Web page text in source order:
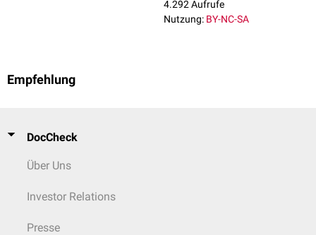
4.292 Aufrufe
Nutzung: BY-NC-SA
Empfehlung
DocCheck
Über Uns
Investor Relations
Presse